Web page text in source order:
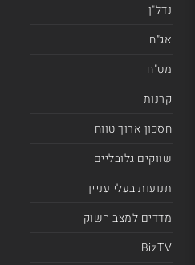
נדל"ן
אג"ח
מט"ח
קרנות
חסכון ארוך טווח
שווקים גלובליים
תנועות בעלי עניין
מדדים למצב השוק
BizTV